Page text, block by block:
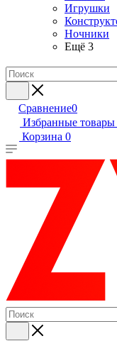
Игрушки
Ночники
Ещё 3
Сравнение0
Избранные товары
Корзина 0